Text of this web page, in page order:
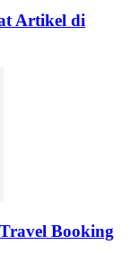
Artikel di
Booking